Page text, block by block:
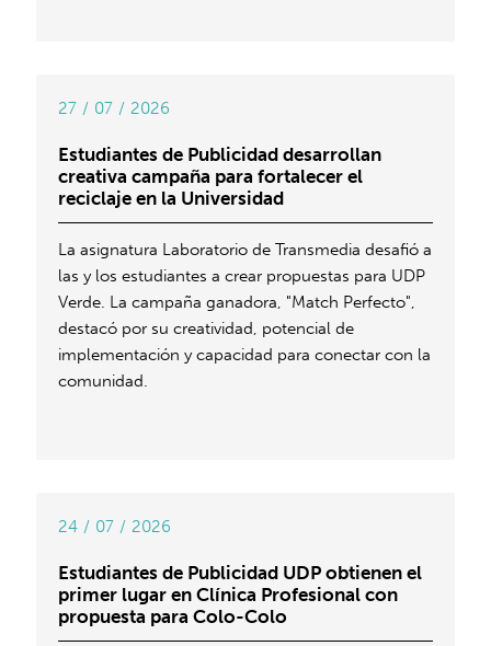
27 / 07 / 2026
Estudiantes de Publicidad desarrollan
creativa campaña para fortalecer el
reciclaje en la Universidad
La asignatura Laboratorio de Transmedia desafió a
las y los estudiantes a crear propuestas para UDP
Verde. La campaña ganadora, "Match Perfecto",
destacó por su creatividad, potencial de
implementación y capacidad para conectar con la
comunidad.
24 / 07 / 2026
Estudiantes de Publicidad UDP obtienen el
primer lugar en Clínica Profesional con
propuesta para Colo-Colo